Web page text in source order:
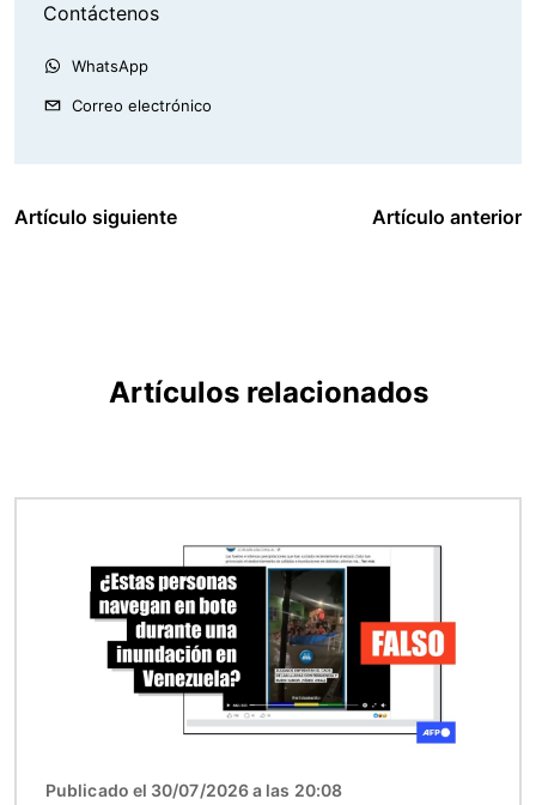
Contáctenos
WhatsApp
Correo electrónico
Artículo siguiente Artículo anterior
Artículos relacionados
Publicado el 30/07/2026 a las 20:08